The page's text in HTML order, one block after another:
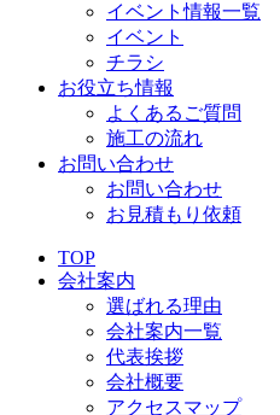
イベント情報一覧
イベント
チラシ
お役立ち情報
よくあるご質問
施工の流れ
お問い合わせ
お問い合わせ
お見積もり依頼
TOP
会社案内
選ばれる理由
会社案内一覧
代表挨拶
会社概要
アクセスマップ